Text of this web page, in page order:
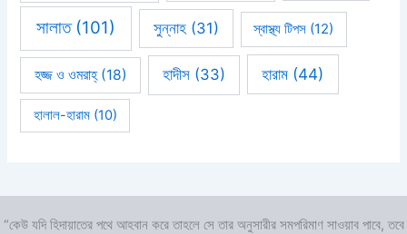
সালাত(101) সুন্নাহ (31) স্বাস্থ্য টিপস (12)
হজ্জ ও ওমরাহ্‌(18) হাদীস(33) হারাম (44)
হালাল-হারাম(10)
“কেউ যদি হিদায়াতের পথে আহবান করে তাহলে সে তার অনুসারীর সমপরিমাণ সাওয়াব পাবে, তবে